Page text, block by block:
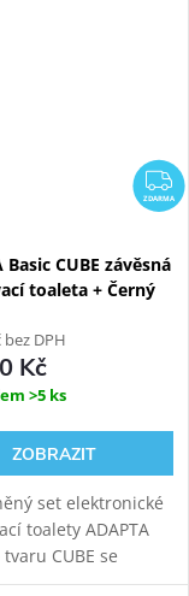
ZDARMA
Basic CUBE závěsná
toaleta + Černý
bez DPH
Kč
>5 ks
ZOBRAZIT
set elektronické
toalety ADAPTA
CUBE se
černým